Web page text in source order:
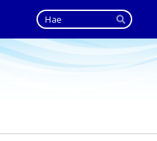
Haku
Hae
Hiihtoseura